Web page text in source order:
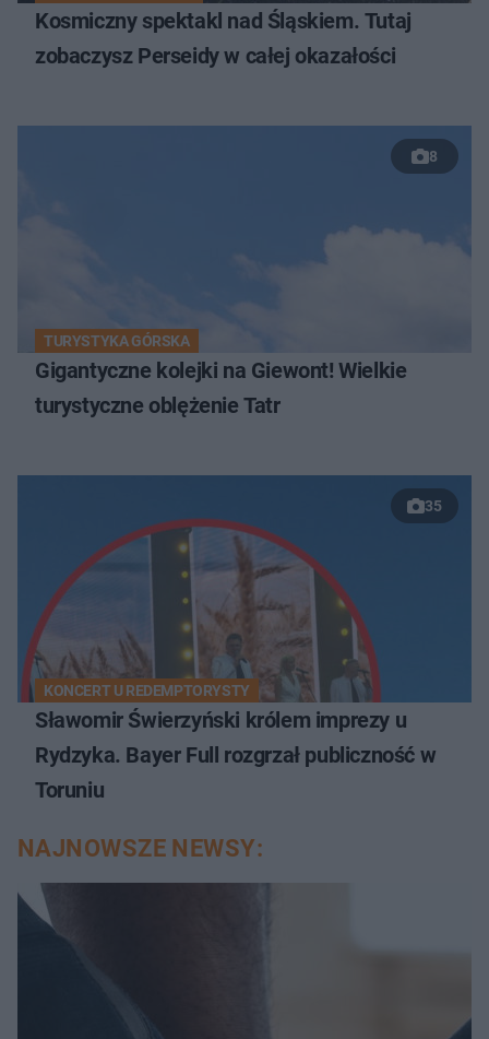
Kosmiczny spektakl nad Śląskiem. Tutaj
zobaczysz Perseidy w całej okazałości
8
TURYSTYKA GÓRSKA
Gigantyczne kolejki na Giewont! Wielkie
turystyczne oblężenie Tatr
35
KONCERT U REDEMPTORYSTY
Sławomir Świerzyński królem imprezy u
Rydzyka. Bayer Full rozgrzał publiczność w
Toruniu
NAJNOWSZE NEWSY: